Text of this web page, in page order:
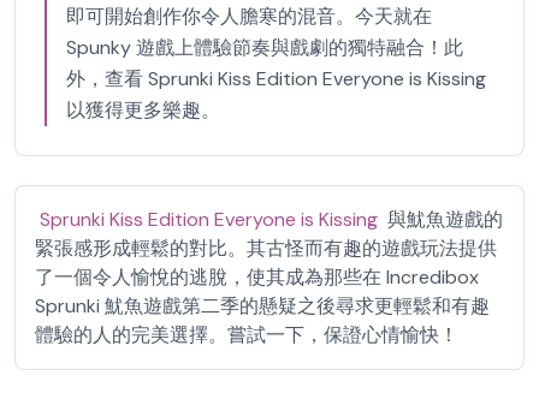
即可開始創作你令人膽寒的混音。今天就在
Spunky 遊戲上體驗節奏與戲劇的獨特融合！此
外，查看 Sprunki Kiss Edition Everyone is Kissing
以獲得更多樂趣。
Sprunki Kiss Edition Everyone is Kissing 與魷魚遊戲的
緊張感形成輕鬆的對比。其古怪而有趣的遊戲玩法提供
了一個令人愉悅的逃脫，使其成為那些在 Incredibox
Sprunki 魷魚遊戲第二季的懸疑之後尋求更輕鬆和有趣
體驗的人的完美選擇。嘗試一下，保證心情愉快！